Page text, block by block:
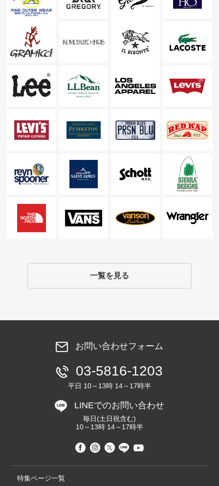
一覧を見る
お問い合わせフォーム
03-5816-1203
平日 10～13時 14～17時半
LINEでのお問い合わせ
毎日(土日祝含む)
10～13時 14～17時半
特集ページ一覧